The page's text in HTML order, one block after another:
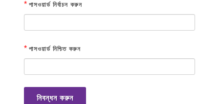
* পাসওয়ার্ড নির্বাচন করুন
* পাসওয়ার্ড নিশ্চিত করুন
নিবন্ধন করুন